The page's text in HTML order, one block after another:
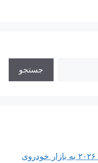
جستجو
ورود تویوتا کرولا کراس هایبرید ۲۰۲۶ به بازار خودروی